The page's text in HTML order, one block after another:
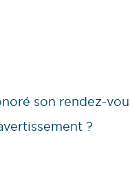
son rendez-
?